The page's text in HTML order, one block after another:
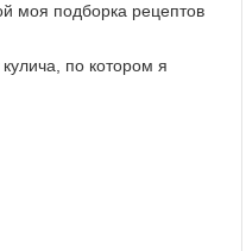
моя подборка рецептов
по котором я